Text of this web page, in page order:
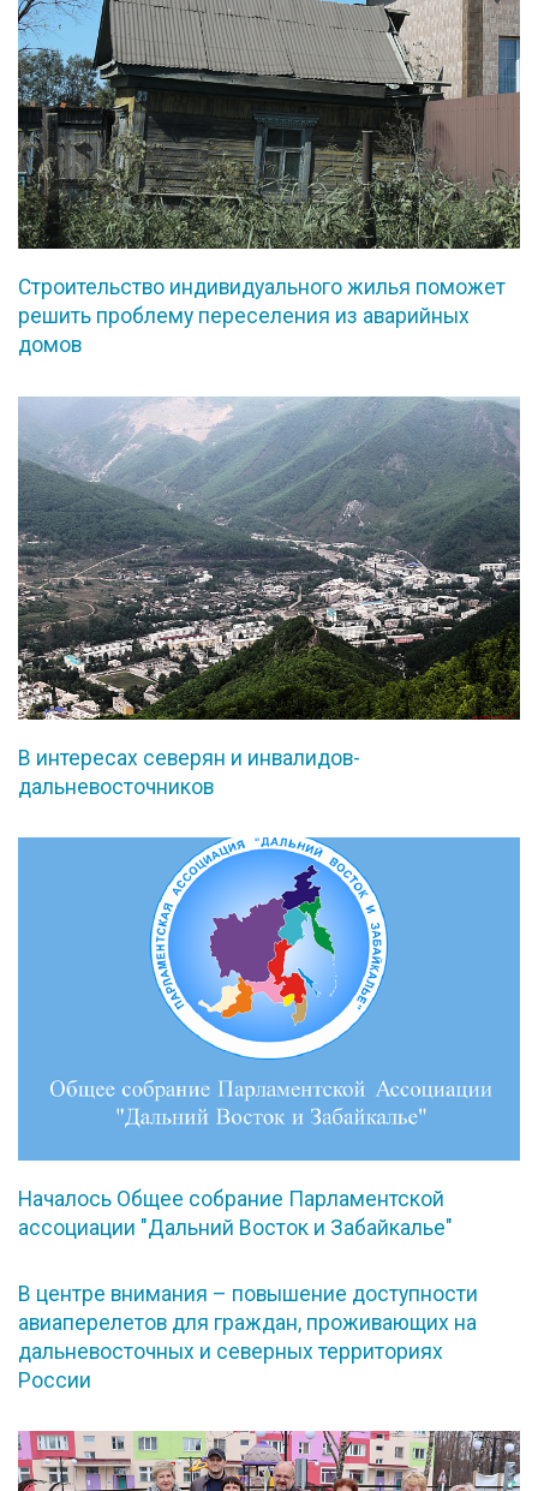
Строительство индивидуального жилья поможет
решить проблему переселения из аварийных
домов
В интересах северян и инвалидов-
дальневосточников
Началось Общее собрание Парламентской
ассоциации "Дальний Восток и Забайкалье"
В центре внимания – повышение доступности
авиаперелетов для граждан, проживающих на
дальневосточных и северных территориях
России